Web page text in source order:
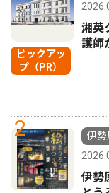
ピックアッ
プ（PR）
湘英
護師
2
伊勢
伊勢